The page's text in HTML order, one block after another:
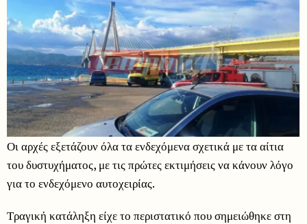
Οι αρχές εξετάζουν όλα τα ενδεχόμενα σχετικά με τα αίτια
του δυστυχήματος, με τις πρώτες εκτιμήσεις να κάνουν λόγο
για το ενδεχόμενο αυτοχειρίας.
Τραγική κατάληξη είχε το περιστατικό που σημειώθηκε στη